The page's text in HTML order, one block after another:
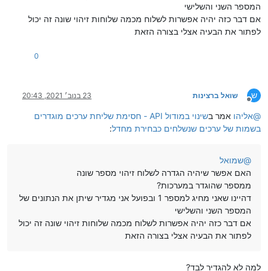
המספר השני והשלישי
אם דבר כזה יהיה אפשרות לשלוח מכמה שלוחות זיהוי שונה זה יכול
לפתור את הבעיה אצלי בצורה הזאת
0
ש
מנותק
שואל ברצינות 23 בנוב׳ 2021, 20:43
@אליהו אמר ב
שינוי במודול API - חסימת שליחת ערכים מוגדרים
בשמות של ערכים שנשלחים כבחירת מחדל:
@שמואל
האם אפשר שיהיה הגדרה לשלוח זיהוי מספר שונה
ממספר שהוגדר במערכות?
דהיינו שאני מחיג למספר 1 ובפועל אני מגדיר שיתן את הנתונים של
המספר השני והשלישי
אם דבר כזה יהיה אפשרות לשלוח מכמה שלוחות זיהוי שונה זה יכול
לפתור את הבעיה אצלי בצורה הזאת
למה לא להגדיר לבד?